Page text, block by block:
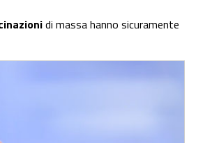
di massa hanno sicuramente